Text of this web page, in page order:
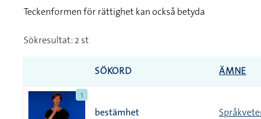
Teckenformen för rättighet kan också betyda
Sökresultat: 2 st
SÖKORD ÄMNE
1
bestämhet